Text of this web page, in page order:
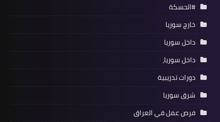
#الحسكة
خارج سوريا
داخل سوريا
داخل سوريا،
دورات تدريبية
شرق سوريا
فرص عمل في العراق